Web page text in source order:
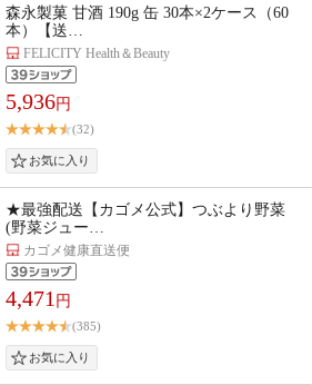
森永製菓 甘酒 190g 缶 30本×2ケース（60
本）【送…
FELICITY Health＆Beauty
5,936円
(32)
★最強配送【カゴメ公式】つぶより野菜
(野菜ジュー…
カゴメ健康直送便
4,471 円
(385)